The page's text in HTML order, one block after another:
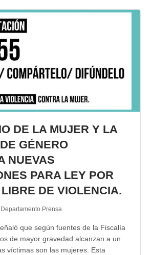
DE LA MUJER Y LA
GÉNERO
NUEVAS
PARA LEY POR
DE VIOLENCIA.
Prensa
que según fuentes de la Fiscalía
de mayor gravedad alcanzan a un
víctimas son las mujeres. Esta